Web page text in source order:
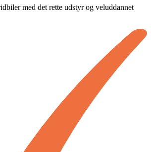
med det rette udstyr og veluddannet